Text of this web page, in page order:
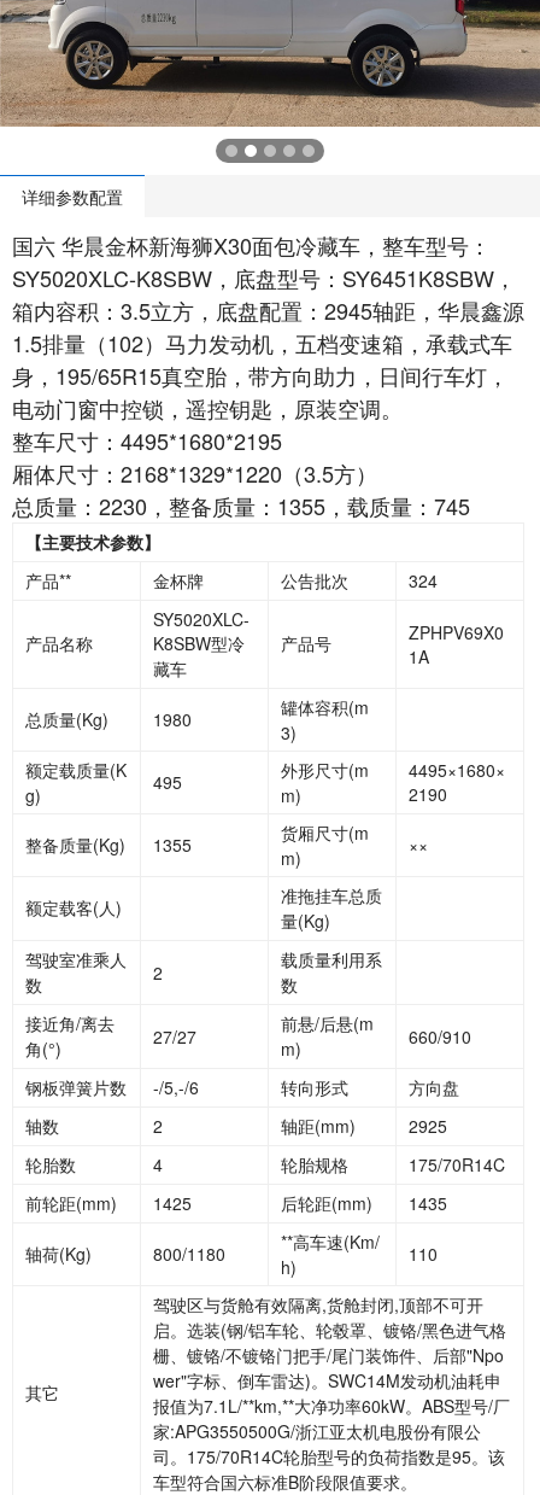
详细参数配置
国六 华晨金杯新海狮X30面包冷藏车，整车型号：
SY5020XLC-K8SBW，底盘型号：SY6451K8SBW，
箱内容积：3.5立方，底盘配置：2945轴距，华晨鑫源
1.5排量（102）马力发动机，五档变速箱，承载式车
身，195/65R15真空胎，带方向助力，日间行车灯，
电动门窗中控锁，遥控钥匙，原装空调。
整车尺寸：4495*1680*2195
厢体尺寸：2168*1329*1220（3.5方）
总质量：2230，整备质量：1355，载质量：745
【主要技术参数】
产品**
金杯牌 公告批次 324
产品名称
SY5020XLC-
K8SBW型冷
藏车
产品号
ZPHPV69X0
1A
总质量(Kg) 1980 罐体容积(m
3)
额定载质量(K
g)
495 外形尺寸(m
m)
4495×1680×
2190
整备质量(Kg) 1355 货厢尺寸(m
m)
××
额定载客(人)
准拖挂车总质
量(Kg)
驾驶室准乘人
数
2
载质量利用系
数
接近角/离去
角(°)
27/27
前悬/后悬(m
m)
660/910
钢板弹簧片数 -/5,-/6 转向形式
方向盘
轴数
2 轴距(mm)
2925
轮胎数
4 轮胎规格
175/70R14C
前轮距(mm) 1425 后轮距(mm) 1435
轴荷(Kg) 800/1180 **高车速(Km/
h)
110
其它
驾驶区与货舱有效隔离,货舱封闭,顶部不可开
启。选装(钢/铝车轮、轮毂罩、镀铬/黑色进气格
栅、镀铬/不镀铬门把手/尾门装饰件、后部"Npo
wer"字标、倒车雷达)。SWC14M发动机油耗申
报值为7.1L/**km,**大净功率60kW。ABS型号/厂
家:APG3550500G/浙江亚太机电股份有限公
司。175/70R14C轮胎型号的负荷指数是95。该
车型符合国六标准B阶段限值要求。